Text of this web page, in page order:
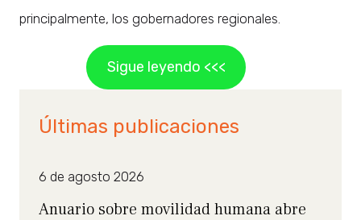
principalmente, los gobernadores regionales.
Sigue leyendo <<<
Últimas publicaciones
6 de agosto 2026
Anuario sobre movilidad humana abre